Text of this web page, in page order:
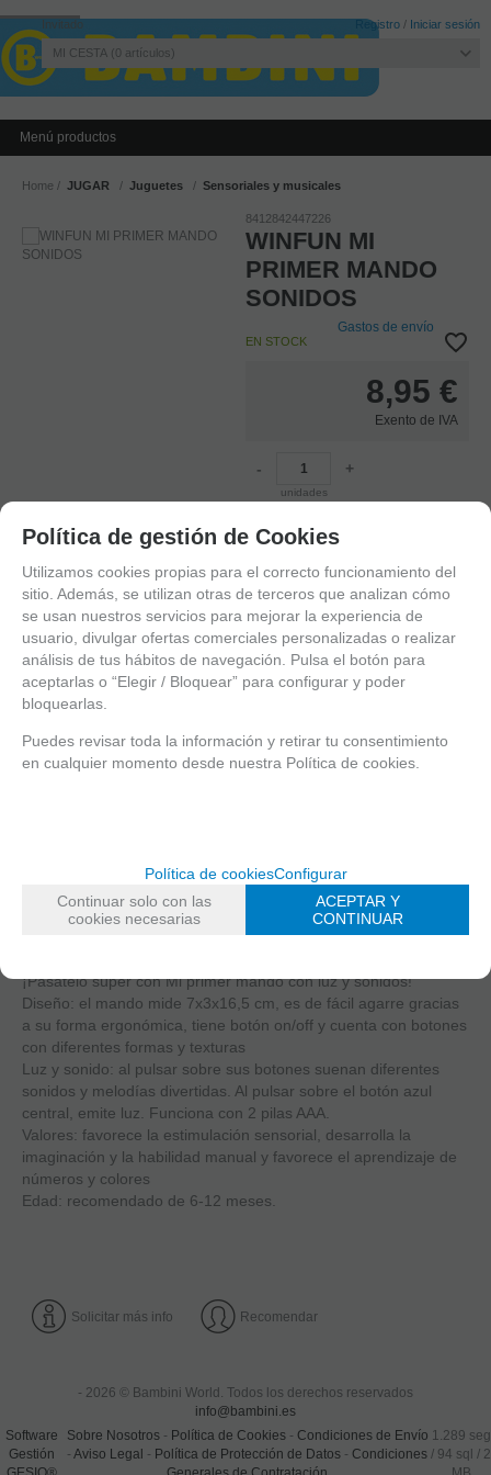
Invitado Registro / Iniciar sesión
MI CESTA 0 artículos
Menú productos
Home JUGAR Juguetes Sensoriales y musicales
8412842447226
WINFUN MI
PRIMER MANDO
SONIDOS
EN STOCK
Gastos de envío
8,95 €
Exento de IVA
-
unidades
+
AÑADIR A CESTA
¡Pásatelo súper con Mi primer mando con luz y sonidos!
Diseño: el mando mide 7x3x16,5 cm, es de fácil agarre gracias
a su forma ergonómica, tiene botón on/off y cuenta con botones
con diferentes formas y texturas
Luz y sonido: al pulsar sobre sus botones suenan diferentes
sonidos y melodías divertidas. Al pulsar sobre el botón azul
central, emite luz. Funciona con 2 pilas AAA.
Valores: favorece la estimulación sensorial, desarrolla la
imaginación y la habilidad manual y favorece el aprendizaje de
números y colores
Edad: recomendado de 6-12 meses.
Solicitar más info Recomendar
- 2026 © Bambini World. Todos los derechos reservados
info@bambini.es
Software
Gestión
Sobre Nosotros- Política de Cookies- Condiciones de Envío
- Aviso Legal - Política de Protección de Datos - Condiciones
1.289 seg
/ 94 sql / 2
Política de gestión de Cookies
Utilizamos cookies propias para el correcto funcionamiento del
sitio. Además, se utilizan otras de terceros que analizan cómo
se usan nuestros servicios para mejorar la experiencia de
usuario, divulgar ofertas comerciales personalizadas o realizar
análisis de tus hábitos de navegación. Pulsa el botón para
aceptarlas o “Elegir / Bloquear” para configurar y poder
bloquearlas.
Puedes revisar toda la información y retirar tu consentimiento
en cualquier momento desde nuestra Política de cookies.
Política de cookiesConfigurar
Continuar solo con las
cookies necesarias
ACEPTAR Y
CONTINUAR